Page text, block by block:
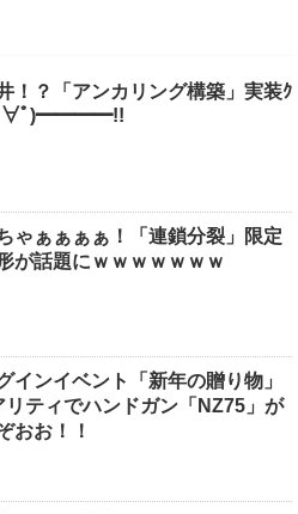
！？「アンカリング構築」実装ｸ
ﾟ)━━━━!!
ゃぁぁぁぁ！「連鎖分裂」限定
が話題にｗｗｗｗｗｗｗ
インイベント「新年の贈り物」
ティでハンドガン「NZ75」が
おお！！